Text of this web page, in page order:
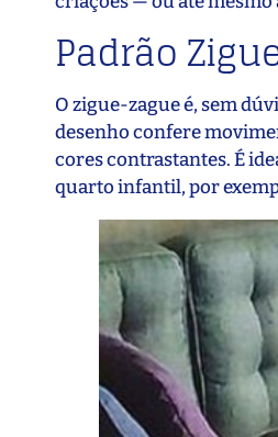
Padrão
O zigue-zague é, sem
desenho confere
cores contrastantes. É
quarto infantil, por